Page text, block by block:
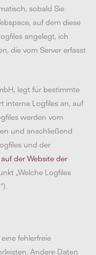
sobald Sie
auf dem diese
angelegt, ich
die vom Server erfasst
legt für bestimmte
interne Logfiles an, auf
werden vom
und anschließend
und der
auf der Website der
„Welche Logfiles
fehlerfreie
Andere Daten